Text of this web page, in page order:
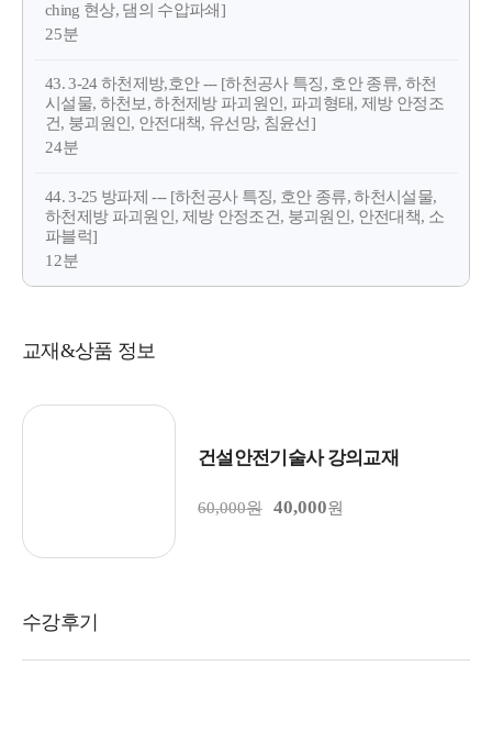
ching 현상, 댐의 수압파쇄]
25분
43. 3-24 하천제방,호안 --- [하천공사 특징, 호안 종류, 하천
시설물, 하천보, 하천제방 파괴원인, 파괴형태, 제방 안정조
건, 붕괴원인, 안전대책, 유선망, 침윤선]
24분
44. 3-25 방파제 --- [하천공사 특징, 호안 종류, 하천시설물,
하천제방 파괴원인, 제방 안정조건, 붕괴원인, 안전대책, 소
파블럭]
12분
교재&상품 정보
건설안전기술사 강의교재
60,000원 40,000원